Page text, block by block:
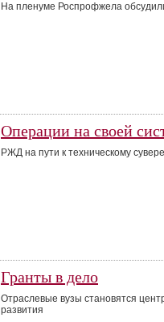
На пленуме Роспрофжела
Операции на своей
РЖД на пути к техническому
Гранты в дело
Отраслевые вузы становятся
развития